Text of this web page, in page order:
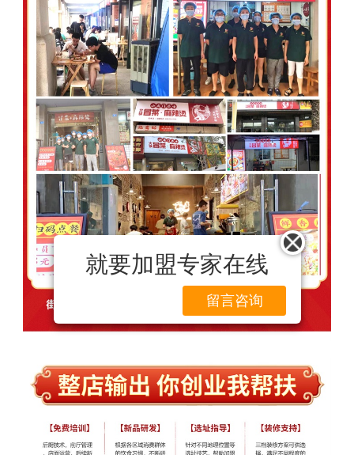
就要加盟专家在线
留言咨询